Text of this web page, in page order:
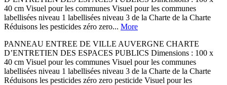
40 cm Visuel pour les communes Visuel pour les communes
labellisées niveau 1 labellisées niveau 3 de la Charte de la Charte
Réduisons les pesticides zéro zero... More
PANNEAU ENTREE DE VILLE AUVERGNE CHARTE
D’ENTRETIEN DES ESPACES PUBLICS Dimensions : 100 x
40 cm Visuel pour les communes Visuel pour les communes
labellisées niveau 1 labellisées niveau 3 de la Charte de la Charte
Réduisons les pesticides zéro zero pesticide Visuel pour les